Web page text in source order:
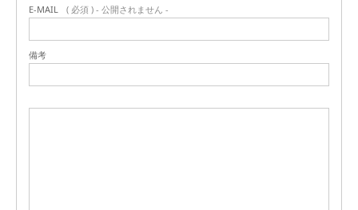
E-MAIL ( 必須 ) - 公開されません -
備考